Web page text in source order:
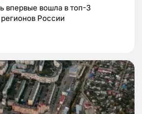
впервые вошла в топ-3
России